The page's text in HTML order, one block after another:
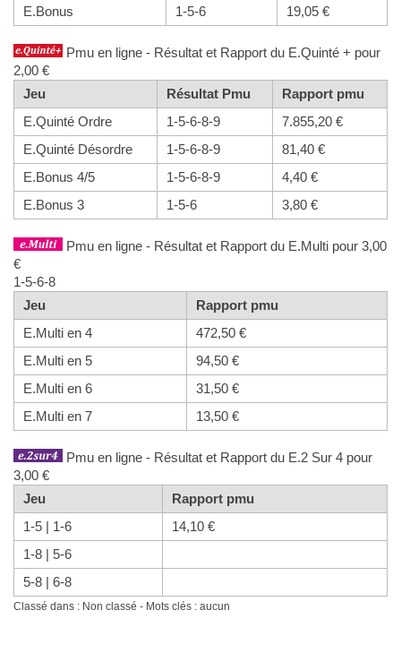
E.Bonus
1-5-6 19,05 €
Pmu en ligne - Résultat et Rapport du E.Quinté + pour
2,00 €
Jeu
Résultat Pmu
Rapport pmu
E.Quinté Ordre
1-5-6-8-9
7.855,20 €
E.Quinté Désordre
1-5-6-8-9
81,40 €
E.Bonus 4/5
1-5-6-8-9
4,40 €
E.Bonus 3
1-5-6 3,80 €
Pmu en ligne - Résultat et Rapport du E.Multi pour 3,00
€
1-5-6-8
Jeu
Rapport pmu
E.Multi en 4
472,50 €
E.Multi en 5
94,50 €
E.Multi en 6
31,50 €
E.Multi en 7
13,50 €
Pmu en ligne - Résultat et Rapport du E.2 Sur 4 pour
3,00 €
Jeu
Rapport pmu
1-5 | 1-6
14,10 €
1-8 | 5-6
5-8 | 6-8
Classé dans : Non classé - Mots clés : aucun